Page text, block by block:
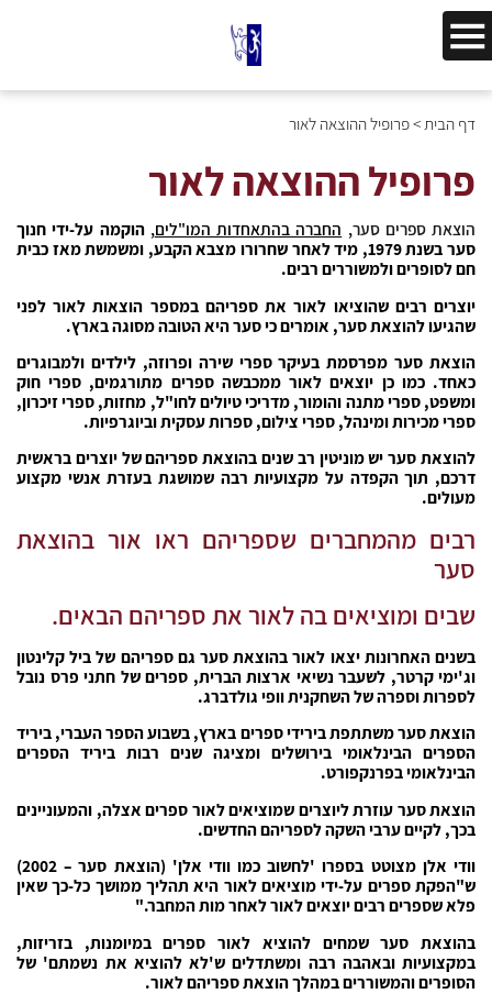
דף הבית>פרופיל ההוצאה לאור
פרופיל ההוצאה לאור
הוצאת ספרים סער, החברה בהתאחדות המו"לים, הוקמה על-ידי חנוך
סער בשנת 1979, מיד לאחר שחרורו מצבא הקבע, ומשמשת מאז כבית
חם לסופרים ולמשוררים רבים.
יוצרים רבים שהוציאו לאור את ספריהם במספר הוצאות לאור לפני
שהגיעו להוצאת סער, אומרים כי סער היא הטובה מסוגה בארץ.
הוצאת סער מפרסמת בעיקר ספרי שירה ופרוזה, לילדים ולמבוגרים
כאחד. כמו כן יוצאים לאור ממכבשה ספרים מתורגמים, ספרי חוק
ומשפט, ספרי מתנה והומור, מדריכי טיולים לחו"ל, מחזות, ספרי זיכרון,
ספרי מכירות ומינהל, ספרי צילום, ספרות עסקית וביוגרפיות.
להוצאת סער יש מוניטין רב שנים בהוצאת ספריהם של יוצרים בראשית
דרכם, תוך הקפדה על מקצועיות רבה שמושגת בעזרת אנשי מקצוע
מעולים.
רבים מהמחברים שספריהם ראו אור בהוצאת
סער
שבים ומוציאים בה לאור את ספריהם הבאים.
בשנים האחרונות יצאו לאור בהוצאת סער גם ספריהם של ביל קלינטון
וג'ימי קרטר, לשעבר נשיאי ארצות הברית, ספרים של חתני פרס נובל
לספרות וספרה של השחקנית וופי גולדברג.
הוצאת סער משתתפת בירידי ספרים בארץ, בשבוע הספר העברי, ביריד
הספרים הבינלאומי בירושלים ומציגה שנים רבות ביריד הספרים
הבינלאומי בפרנקפורט.
הוצאת סער עוזרת ליוצרים שמוציאים לאור ספרים אצלה, והמעוניינים
בכך, לקיים ערבי השקה לספריהם החדשים.
וודי אלן מצוטט בספרו 'לחשוב כמו וודי אלן' (הוצאת סער – 2002)
ש"הפקת ספרים על-ידי מוציאים לאור היא תהליך ממושך כל-כך שאין
פלא שספרים רבים יוצאים לאור לאחר מות המחבר."
בהוצאת סער שמחים להוציא לאור ספרים במיומנות, בזריזות,
במקצועיות ובאהבה רבה ומשתדלים ש'לא להוציא את נשמתם' של
הסופרים והמשוררים במהלך הוצאת ספריהם לאור.